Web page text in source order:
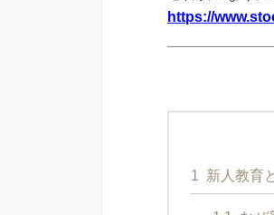
https://
1 新人教育